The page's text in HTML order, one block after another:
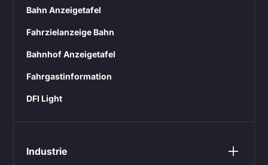
Bahn Anzeigetafel
Fahrzielanzeige Bahn
Bahnhof Anzeigetafel
Fahrgastinformation
DFI Light
Industrie